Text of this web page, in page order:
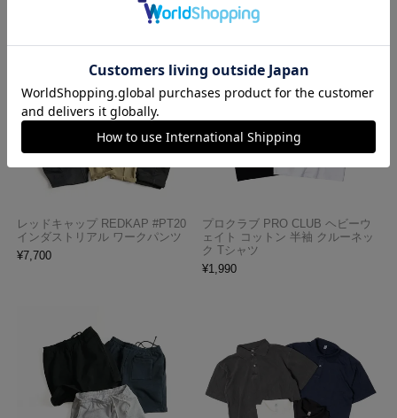
レッドキャップ REDKAP #PT20
インダストリアル ワークパンツ
¥7,700
プロクラブ PRO CLUB ヘビーウ
ェイト コットン 半袖 クルーネッ
ク Tシャツ
¥1,990